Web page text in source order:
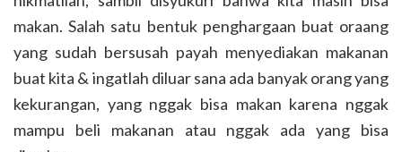
makan. Salah satu bentuk penghargaan buat oraang
yang sudah bersusah payah menyediakan makanan
buat kita & ingatlah diluar sana ada banyak orang yang
kekurangan, yang nggak bisa makan karena nggak
mampu beli makanan atau nggak ada yang bisa